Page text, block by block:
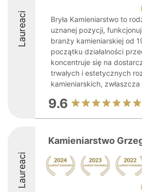
Laureaci
Bryła Kamieniarstwo to
uznanej pozycji,
branży kamieniarskiej od
początku działalności
koncentruje się na
trwałych i estetycznych
kamieniarskich, zwłaszcza
9.6
Laureaci
Kamieniarstwo